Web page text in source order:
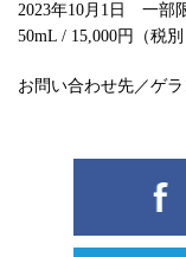
2023年10月1日 一部
50mL / 15,000円（税別
お問い合わせ先／ゲ